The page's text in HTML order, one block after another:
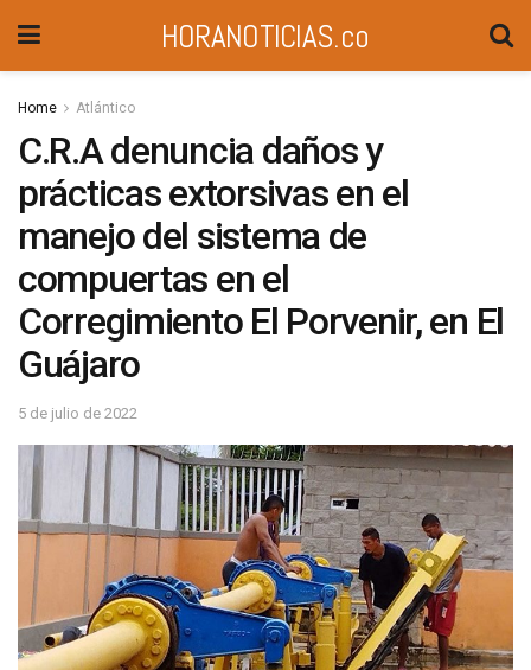
HORANOTICIAS.co
Home Atlántico
C.R.A denuncia daños y
prácticas extorsivas en el
manejo del sistema de
compuertas en el
Corregimiento El Porvenir, en El
Guájaro
5 de julio de 2022